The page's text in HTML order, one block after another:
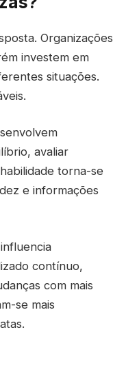
Organizações
investem em
situações.
avaliar
torna-se
e informações
contínuo,
com mais
se mais